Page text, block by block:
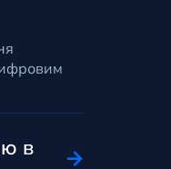
в